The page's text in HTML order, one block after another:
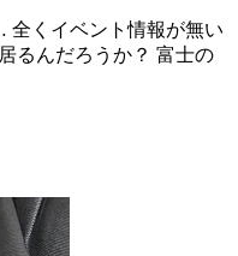
全くイベント情報が無い
るんだろうか？ 富士の